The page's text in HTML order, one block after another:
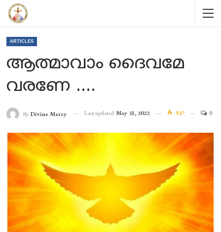
ARTICLES
ആത്മാവാം ദൈവമേ
വരണേ ….
By Divine Mercy Last updated May 31, 2022 527 0